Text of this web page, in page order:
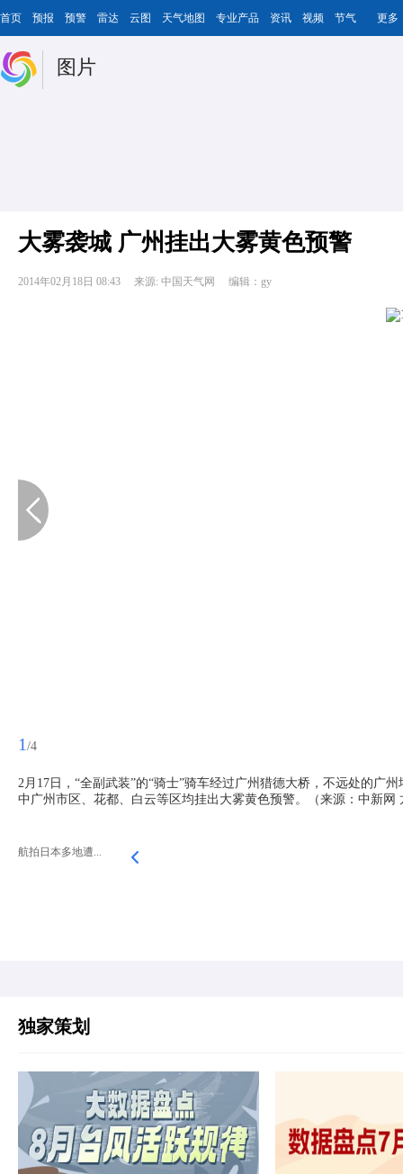
首页 预报 预警 雷达 云图 天气地图 专业产品 资讯 视频 节气 更多
图片
大雾袭城 广州挂出大雾黄色预警
2014年02月18日 08:43 来源: 中国天气网 编辑：gy
1 /4
2月17日，“全副武装”的“骑士”骑车经过广州猎德大桥，不远处的广
中广州市区、花都、白云等区均挂出大雾黄色预警。（来源：中新网
航拍日本多地遭...
独家策划